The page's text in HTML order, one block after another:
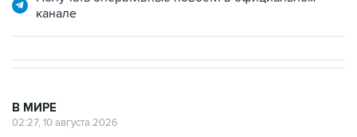
канале
В МИРЕ
02:27, 10 августа 2026